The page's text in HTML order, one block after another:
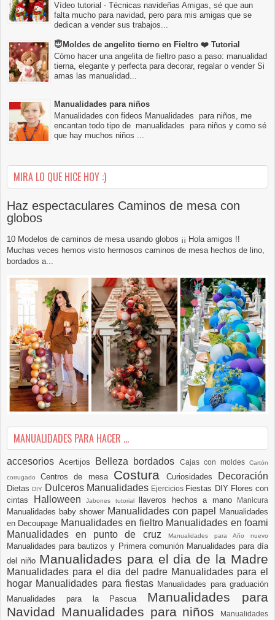
Vídeo tutorial - Técnicas navideñas Amigas, sé que aun
falta mucho para navidad, pero para mis amigas que se
dedican a vender sus trabajos...
😇Moldes de angelito tierno en Fieltro ❤️ Tutorial
Cómo hacer una angelita de fieltro paso a paso: manualidad
tierna, elegante y perfecta para decorar, regalar o vender Si
amas las manualidad...
Manualidades para niños
Manualidades con fideos Manualidades para niños, me
encantan todo tipo de manualidades para niños y como sé
que hay muchos niños ...
MIRA LO QUE HICE HOY :)
Haz espectaculares Caminos de mesa con
globos
10 Modelos de caminos de mesa usando globos ¡¡ Hola amigos !!
Muchas veces hemos visto hermosos caminos de mesa hechos de lino,
bordados a...
MANUALIDADES PARA HACER ...
accesoriosAcertijos Belleza bordados Cajas con moldesCartón
corrugadoCentros de mesa Costura Curiosidades Decoración
DietasDIY Dulceros Manualidades Ejercicios Fiestas DIY Flores con
cintas
Halloween Jabones tutorial llaveros hechos a mano Manicura
Manualidades baby shower Manualidades con papel
Manualidades
en Decoupage Manualidades en fieltro Manualidades en foami
Manualidades en punto de cruz
Manualidades para Año nuevo
Manualidades para bautizos y Primera comunión Manualidades para día
del niño Manualidades para el dia de la Madre
Manualidades para el dia del padre Manualidades para el
hogar Manualidades para fiestas Manualidades para graduación
Manualidades para la Pascua Manualidades para
Navidad Manualidades para niños
Manualidades